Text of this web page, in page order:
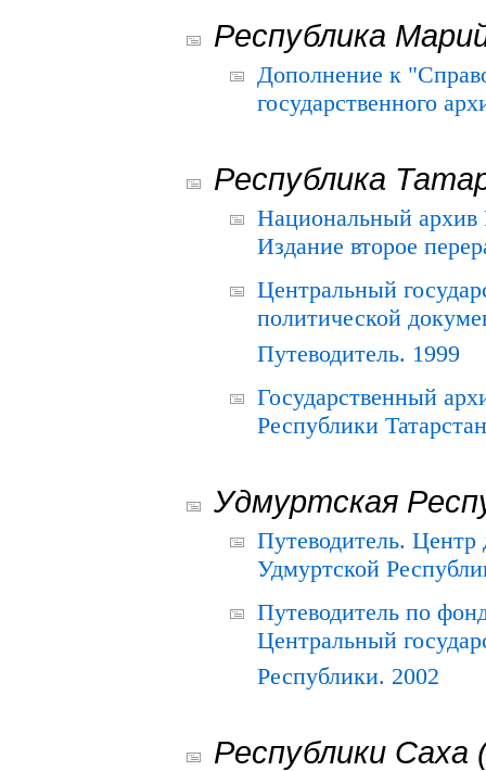
Республика
Дополнение к
государственного
Республика
Национальный архив
Издание второе
Центральный
политической
Путеводитель. 1999
Государственный
Республики
Удмуртская
Путеводитель.
Удмуртской
Путеводитель по
Центральный
Республики. 2002
Республики Саха